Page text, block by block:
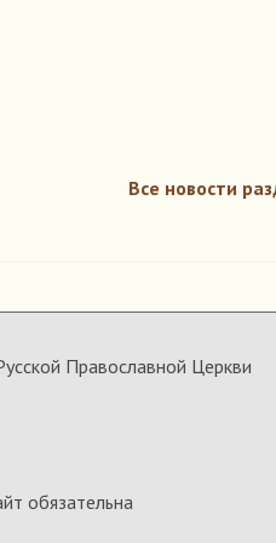
Все новости
Православной Церкви
обязательна